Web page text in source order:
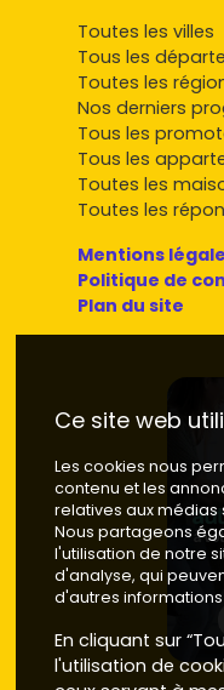
Toutes les villes
Tous les
Toutes les
Nos derniers
Tous les
Tous les
Toutes les
Toutes les
Mentions
Politique de
Plan du site
Ce site web
Les cookies nous
contenu et les
relatives aux médias
Nous partageons
l'utilisation de notre
d'analyse, qui
d'autres
En cliquant sur
l'utilisation de